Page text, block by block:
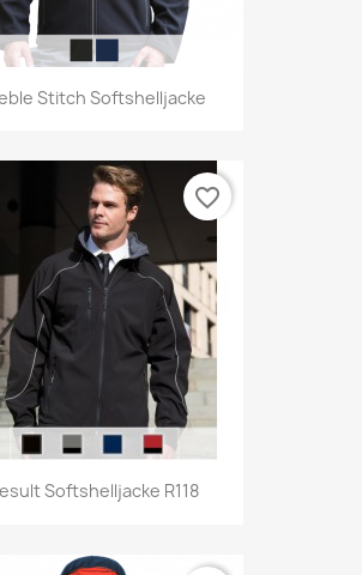
Stitch Softshelljacke
Softshelljacke R118
favorite_border